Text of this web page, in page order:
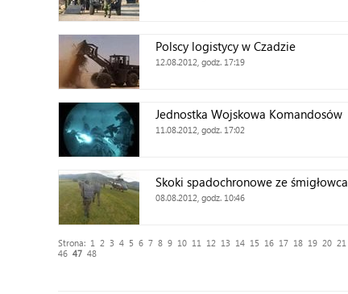
Polscy logistycy w Czadzie
12.08.2012, godz. 17:19
Jednostka Wojskowa Komandosów
11.08.2012, godz. 17:02
Skoki spadochronowe ze śmigłowca
08.08.2012, godz. 10:46
Strona: 1 2 3 4 5 6 7 8 9 10 11 12 13 14 15 16 17 18 19 20 21
46 47 48